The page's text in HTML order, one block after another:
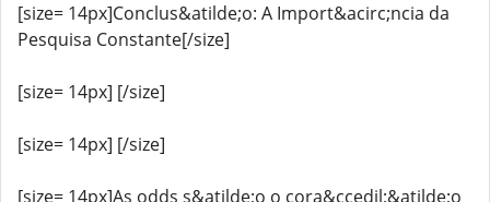
[size= 14px]Conclus&atilde;o: A Import&acirc;ncia da
Pesquisa Constante[/size]
[size= 14px] [/size]
[size= 14px] [/size]
[size= 14px]As odds s&atilde;o o cora&ccedil;&atilde;o